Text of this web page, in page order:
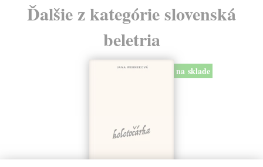
Ďalšie z kategórie slovenská
beletria
na sklade